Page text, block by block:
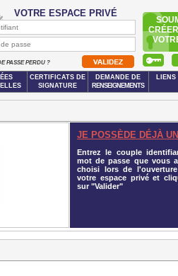
VOTRE ESPACE PRIVÉ
PASSE PERDU ?
CERTIFICATS DE
SIGNATURE
DEMANDE DE
RENSEIGNEMENTS
LIENS
JE POSSÈDE DÉJÀ
Entrez le couple
mot de passe que vous
choisi lors de
votre espace privé et
sur "Valider"